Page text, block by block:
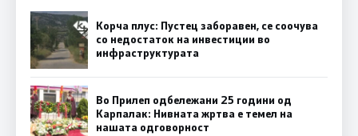
Корча плус: Пустец заборавен, се соочува
со недостаток на инвестиции во
инфраструктурата
Во Прилеп одбележани 25 години од
Карпалак: Нивната жртва е темел на
нашата одговорност